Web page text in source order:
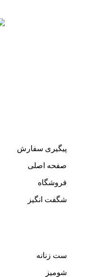
پیگیری سفارش
صفحه اصلی
فروشگاه
شگفت انگیز
ست زنانه
شومیز